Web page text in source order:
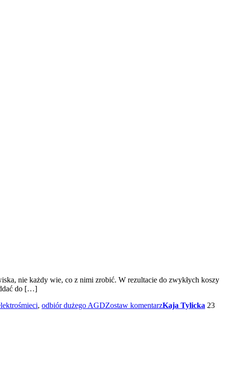
nie każdy wie, co z nimi zrobić. W rezultacie do zwykłych koszy
do […]
, odbiór dużego AGDZostaw komentarzKaja Tylicka 23